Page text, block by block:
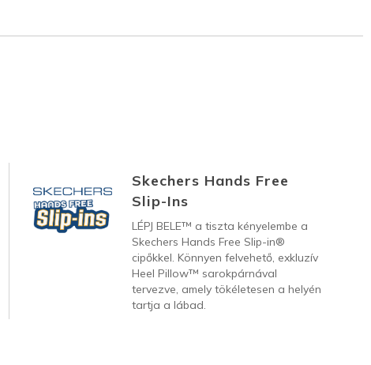
Skechers Hands Free
Slip-Ins
LÉPJ BELE™ a tiszta kényelembe a
Skechers Hands Free Slip-in®
cipőkkel. Könnyen felvehető, exkluzív
Heel Pillow™ sarokpárnával
tervezve, amely tökéletesen a helyén
tartja a lábad.